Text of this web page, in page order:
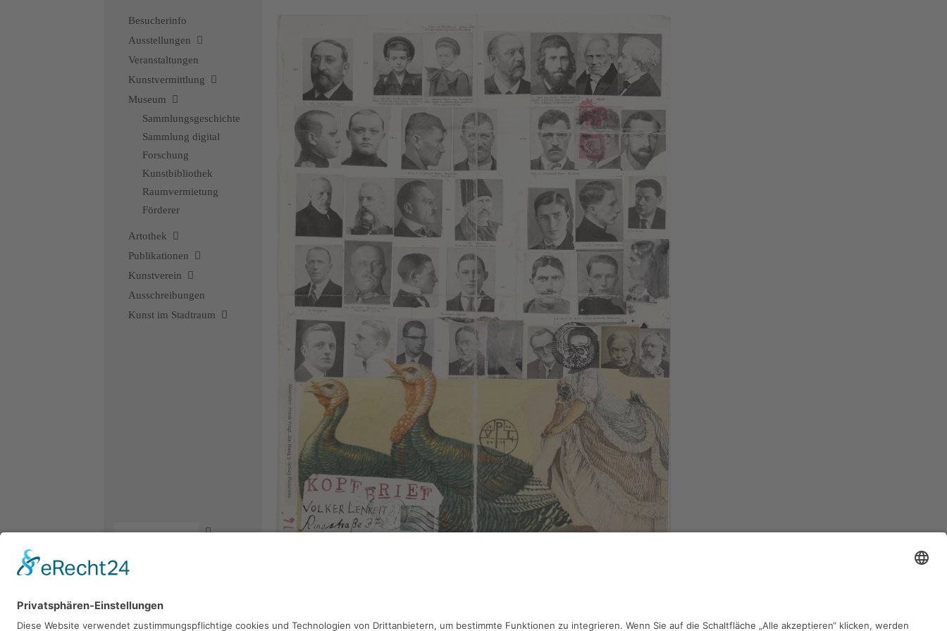
Besucherinfo
Ausstellungen
Veranstaltungen
Kunstvermittlung
Museum
Sammlungsgeschichte
Sammlung digital
Forschung
Kunstbibliothek
Raumvermietung
Förderer
Artothek
Publikationen
Kunstverein
Ausschreibungen
Kunst im Stadtraum
Kontakt
Newsletter
Impressum